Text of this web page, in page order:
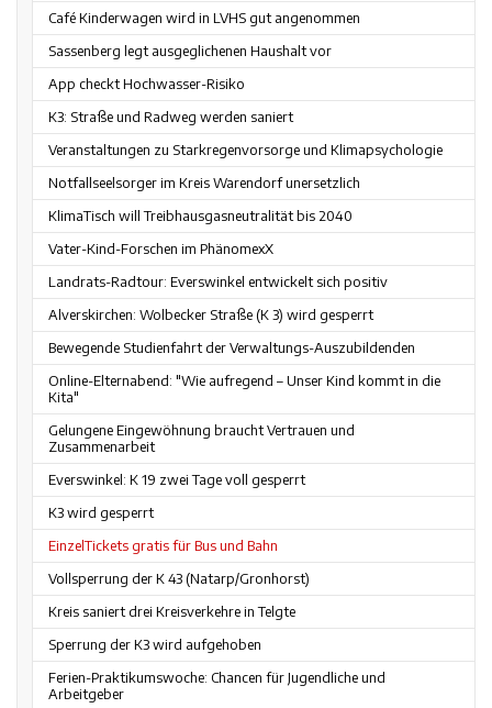
Café Kinderwagen wird in LVHS gut angenommen
Sassenberg legt ausgeglichenen Haushalt vor
App checkt Hochwasser-Risiko
K3: Straße und Radweg werden saniert
Veranstaltungen zu Starkregenvorsorge und Klimapsychologie
Notfallseelsorger im Kreis Warendorf unersetzlich
KlimaTisch will Treibhausgasneutralität bis 2040
Vater-Kind-Forschen im PhänomexX
Landrats-Radtour: Everswinkel entwickelt sich positiv
Alverskirchen: Wolbecker Straße (K 3) wird gesperrt
Bewegende Studienfahrt der Verwaltungs-Auszubildenden
Online-Elternabend: "Wie aufregend – Unser Kind kommt in die
Kita"
Gelungene Eingewöhnung braucht Vertrauen und
Zusammenarbeit
Everswinkel: K 19 zwei Tage voll gesperrt
K3 wird gesperrt
EinzelTickets gratis für Bus und Bahn
Vollsperrung der K 43 (Natarp/Gronhorst)
Kreis saniert drei Kreisverkehre in Telgte
Sperrung der K3 wird aufgehoben
Ferien-Praktikumswoche: Chancen für Jugendliche und
Arbeitgeber